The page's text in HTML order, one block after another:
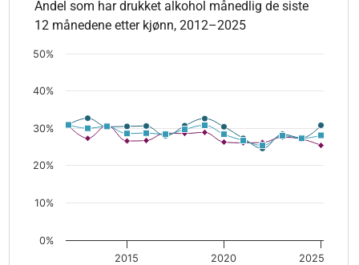
Andel som har drukket alkohol månedlig de siste 12
The chart has 1 X axis displaying values. Data ranges from
The chart has 1 Y axis displaying values. Data ranges from
Andel som har drukket alkohol månedlig de siste
12 månedene etter kjønn, 2012–2025
2015 2020 2025
0%
10%
20%
30%
40%
50%